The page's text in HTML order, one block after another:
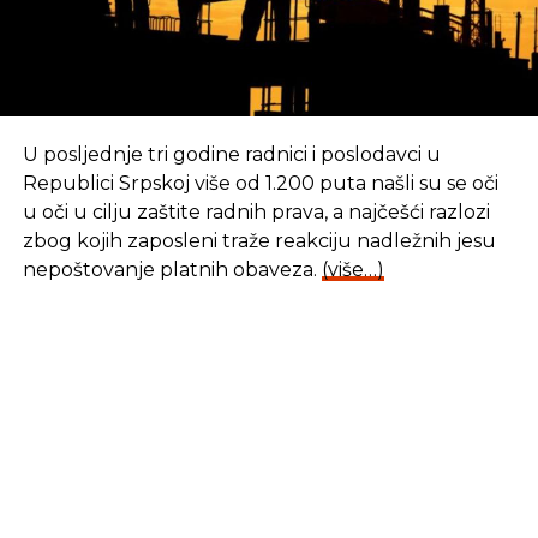
sistemu u zemlji ne odgovara da budu usvojeni ovi
amandmani, mada, kako ističe, svi klubovi u
razgovarali, izražavaju podršku da amandmani
REKLAMA
U posljednje tri godine radnici i poslodavci u
Republici Srpskoj više od 1.200 puta našli su se oči
u oči u cilju zaštite radnih prava, a najčešći razlozi
zbog kojih zaposleni traže reakciju nadležnih jesu
nepoštovanje platnih obaveza. (više…)